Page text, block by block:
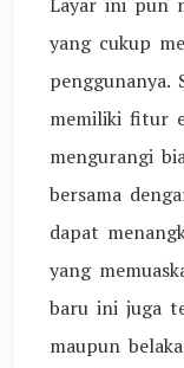
yang cukup
penggunanya.
memiliki fitur
mengurangi
bersama
dapat
yang
baru ini juga
maupun